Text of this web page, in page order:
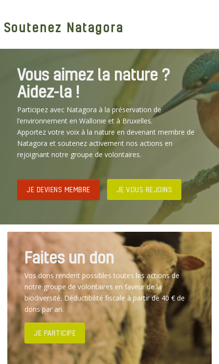
Soutenez Natagora
Vous aimez la nature ?
Aidez-la !
Participez avec Natagora à la préservation de
l’environnement en Wallonie et à Bruxelles.
Apportez votre voix à la nature en devenant membre de
Natagora et soutenez activement nos actions en
rejoignant notre groupe de volontaires.
JE DEVIENS MEMBRE JE VOUS REJOINS
Faites un don
Vos dons rendent possibles toutes les actions de
notre groupe de volontaires en faveur de la
biodiversité. Déductibilité fiscale à partir de 40 € de
dons par an.
JE PARTICIPE